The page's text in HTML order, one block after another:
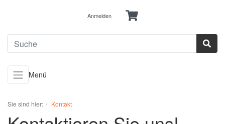
Anmelden
Menü
Sie sind hier: Kontakt